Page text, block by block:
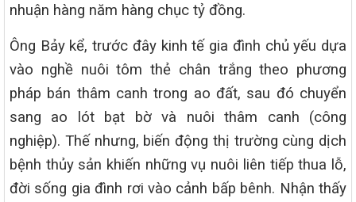
nhuận hàng năm hàng chục tỷ đồng.
Ông Bảy kể, trước đây kinh tế gia đình chủ yếu dựa
vào nghề nuôi tôm thẻ chân trắng theo phương
pháp bán thâm canh trong ao đất, sau đó chuyển
sang ao lót bạt bờ và nuôi thâm canh (công
nghiệp). Thế nhưng, biến động thị trường cùng dịch
bệnh thủy sản khiến những vụ nuôi liên tiếp thua lỗ,
đời sống gia đình rơi vào cảnh bấp bênh. Nhận thấy